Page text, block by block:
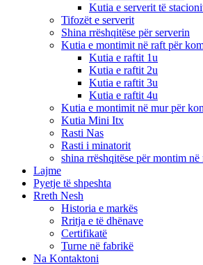
Kutia e serverit të
Tifozët e serverit
Shina rrëshqitëse për serverin
Kutia e montimit në raft për
Kutia e raftit 1u
Kutia e raftit 2u
Kutia e raftit 3u
Kutia e raftit 4u
Kutia e montimit në mur për
Kutia Mini Itx
Rasti Nas
Rasti i minatorit
shina rrëshqitëse për montim në
Lajme
Pyetje të shpeshta
Rreth Nesh
Historia e markës
Rritja e të dhënave
Certifikatë
Turne në fabrikë
Na Kontaktoni